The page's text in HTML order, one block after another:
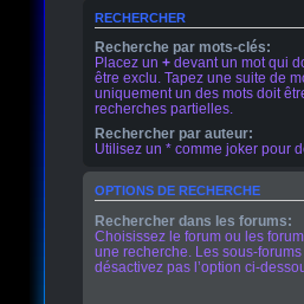
RECHERCHER
Recherche par mots-clés:
Placez un + devant un mot qui
être exclu. Tapez une suite de
uniquement un des mots doit
recherches partielles.
Rechercher par auteur:
Utilisez un * comme joker pour
OPTIONS DE RECHERCHE
Rechercher dans les forums:
Choisissez le forum ou les
une recherche. Les sous-
désactivez pas l’option ci-